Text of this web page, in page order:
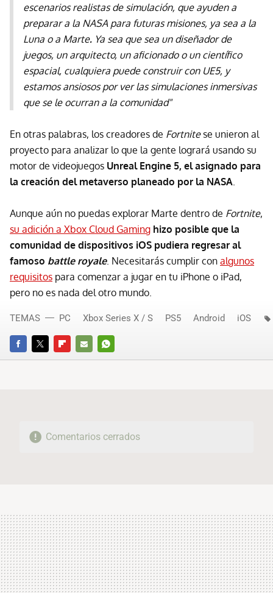
escenarios realistas de simulación, que ayuden a
preparar a la NASA para futuras misiones, ya sea a la
Luna o a Marte. Ya sea que sea un diseñador de
juegos, un arquitecto, un aficionado o un científico
espacial, cualquiera puede construir con UE5, y
estamos ansiosos por ver las simulaciones inmersivas
que se le ocurran a la comunidad"
En otras palabras, los creadores de Fortnitese unieron al
proyecto para analizar lo que la gente logrará usando su
motor de videojuegos Unreal Engine 5, el asignado para
la creación del metaverso planeado por la NASA
Aunque aún no puedas explorar Marte dentro de Fortnite,
su adición a Xbox Cloud Gaming hizo posible que la
comunidad de dispositivos iOS pudiera regresar al
famoso battle royale. Necesitarás cumplir con algunos
requisitos para comenzar a jugar en tu iPhone o iPad,
pero no es nada del otro mundo.
FACEBOOKTWITTERFLIPBOARD
E-
WHATSAPP
TEMAS PC Xbox Series X / S PS5 Android iOS
Comentarios cerrados